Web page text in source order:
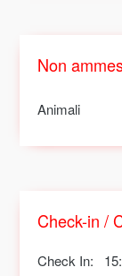
Non
Animali
Check-in /
Check In: